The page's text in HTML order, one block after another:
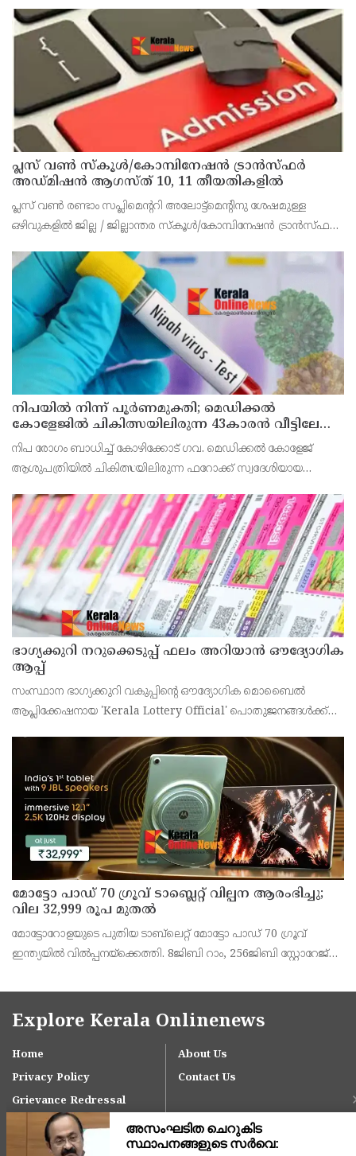
പ്ലസ് വൺ സ്‌കൂൾ/കോമ്പിനേഷൻ ട്രാൻസ്ഫർ
അഡ്മിഷൻ ആഗസ്ത് 10, 11 തീയതികളിൽ
പ്ലസ് വൺ രണ്ടാം സപ്ലിമെന്ററി അലോട്ട്‌മെന്റിനു ശേഷമുള്ള
ഒഴിവുകളിൽ ജില്ല / ജില്ലാന്തര സ്‌കൂൾ/കോമ്പിനേഷൻ ട്രാൻസ്ഫർ
വൈകിട്ട് 4 മണി വരെ നൽകിയിരുന്നു
നിപയിൽ നിന്ന് പൂർണമുക്തി; മെഡിക്കൽ
കോളേജിൽ ചികിത്സയിലിരുന്ന 43കാരൻ വീട്ടിലേക്ക്
മടങ്ങി
നിപ രോഗം ബാധിച്ച് കോഴിക്കോട് ഗവ. മെഡിക്കൽ കോളേജ്
ആശുപത്രിയിൽ ചികിത്സയിലിരുന്ന ഫറോക്ക് സ്വദേശിയായ
ഭാഗ്യക്കുറി നറുക്കെടുപ്പ് ഫലം അറിയാൻ ഔദ്യോഗിക
ആപ്പ്
സംസ്ഥാന ഭാഗ്യക്കുറി വകുപ്പിന്റെ ഔദ്യോഗിക മൊബൈൽ
ആപ്ലിക്കേഷനായ 'Kerala Lottery Official' പൊതുജനങ്ങൾക്ക്
അഞ്ജു കെ എസ് അറിയിച്ചു.
മോട്ടോ പാഡ് 70 ഗ്രൂവ് ടാബ്ലെറ്റ് വില്പന ആരംഭിച്ചു;
വില 32,999 രൂപ മുതൽ
മോട്ടോറോളയുടെ പുതിയ ടാബ്‌ലെറ്റ് മോട്ടോ പാഡ് 70 ഗ്രൂവ്
ഇന്ത്യയിൽ വിൽപ്പനയ്‌ക്കെത്തി. 8ജിബി റാം, 256ജിബി സ്റ്റോറേജ്
ഉൾപ്പെടെ 32,999 രൂപയാണ് ഫലപ്രദമായ
Explore Kerala Onlinenews
Home
About Us
Privacy Policy
Contact Us
Grievance Redressal